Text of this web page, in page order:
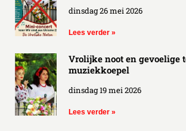
dinsdag 26 mei 2026
Lees verder »
Vrolijke noot en gevoelige
muziekkoepel
dinsdag 19 mei 2026
Lees verder »